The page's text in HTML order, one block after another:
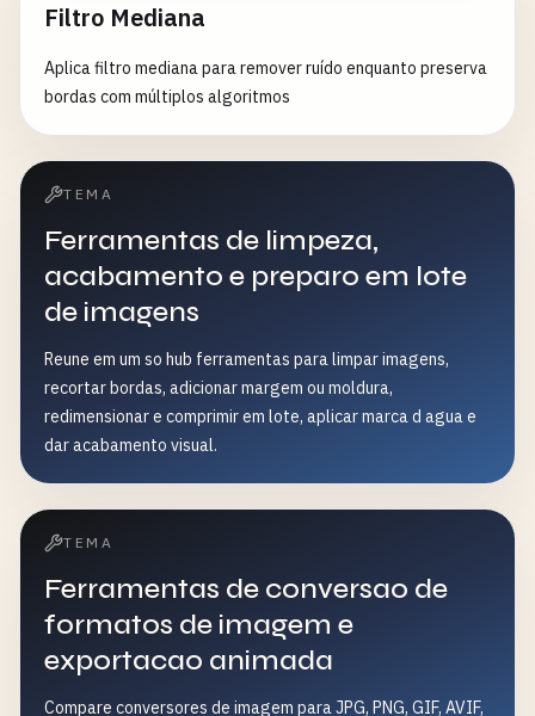
Filtro Mediana
Aplica filtro mediana para remover ruído enquanto preserva
bordas com múltiplos algoritmos
TEMA
Ferramentas de limpeza,
acabamento e preparo em lote
de imagens
Reune em um so hub ferramentas para limpar imagens,
recortar bordas, adicionar margem ou moldura,
redimensionar e comprimir em lote, aplicar marca d agua e
dar acabamento visual.
TEMA
Ferramentas de conversao de
formatos de imagem e
exportacao animada
Compare conversores de imagem para JPG, PNG, GIF, AVIF,